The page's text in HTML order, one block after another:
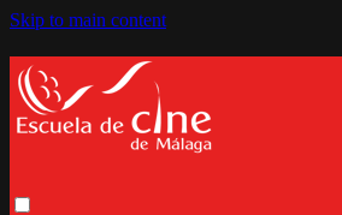
Skip to main content